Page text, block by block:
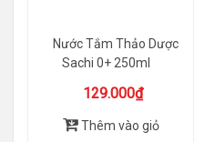
Nước Tắm Thảo Dược
Sachi 0+ 250ml
129.000₫
Thêm vào giỏ